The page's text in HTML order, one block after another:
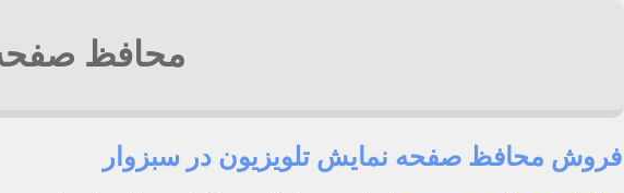
محافظ صفحه
فروش محافظ صفحه نمایش تلویزیون در سبزوار